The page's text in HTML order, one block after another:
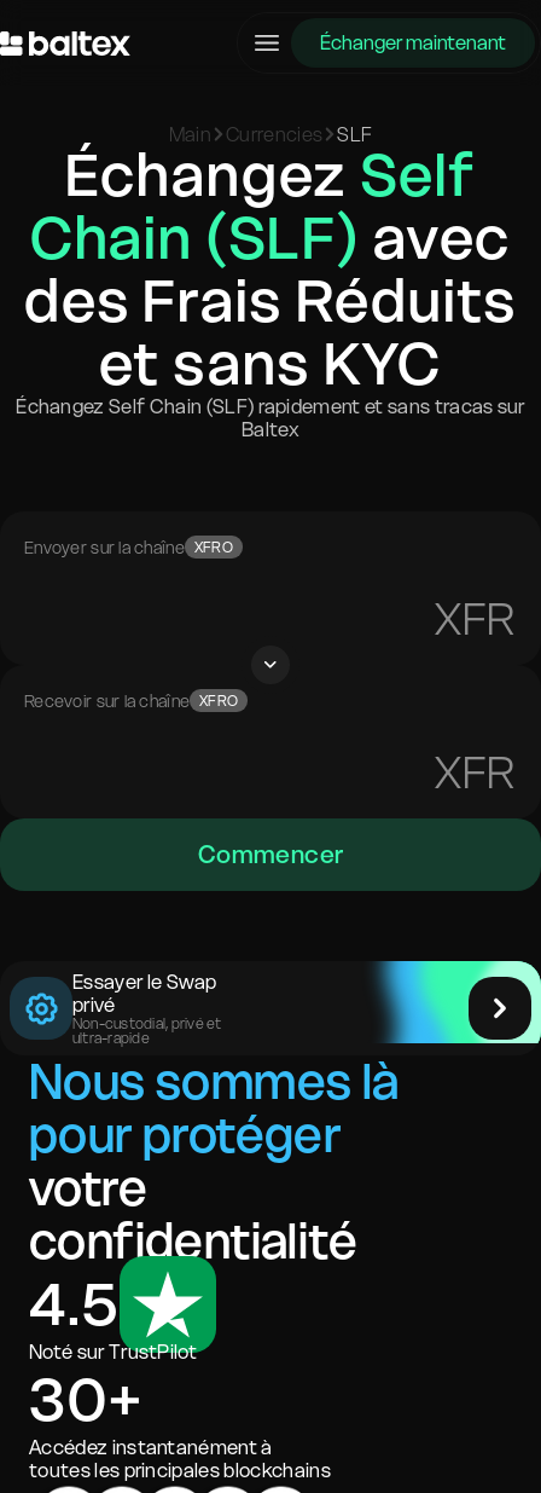
Échanger maintenant
Main Currencies SLF
ÉchangezSelf
Chain (SLF) avec
des Frais Réduits
et sans KYC
Échangez Self Chain (SLF) rapidement et sans tracas sur
Baltex
Envoyer sur la chaîne XFRO
XFR
Recevoir sur la chaîne XFRO
XFR
Commencer
Essayer le Swap
privé
Non-custodial, privé et
ultra-rapide
Nous sommes là
pour protéger
votre
confidentialité
4.5
Noté sur TrustPilot
30+
Accédez instantanément à
toutes les principales blockchains